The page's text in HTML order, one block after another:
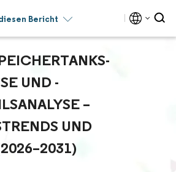
Bericht
UND -M
– W
UND P